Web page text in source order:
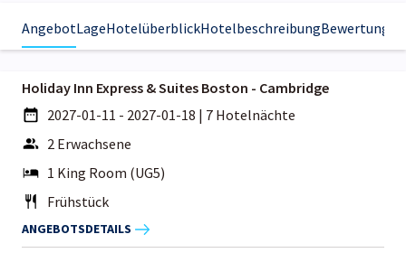
AngebotLageHotelüberblickHotelbeschreibungBewertungen
Holiday Inn Express & Suites Boston - Cambridge
2027-01-11 - 2027-01-18 | 7 Hotelnächte
2 Erwachsene
1 King Room (UG5)
Frühstück
ANGEBOTSDETAILS